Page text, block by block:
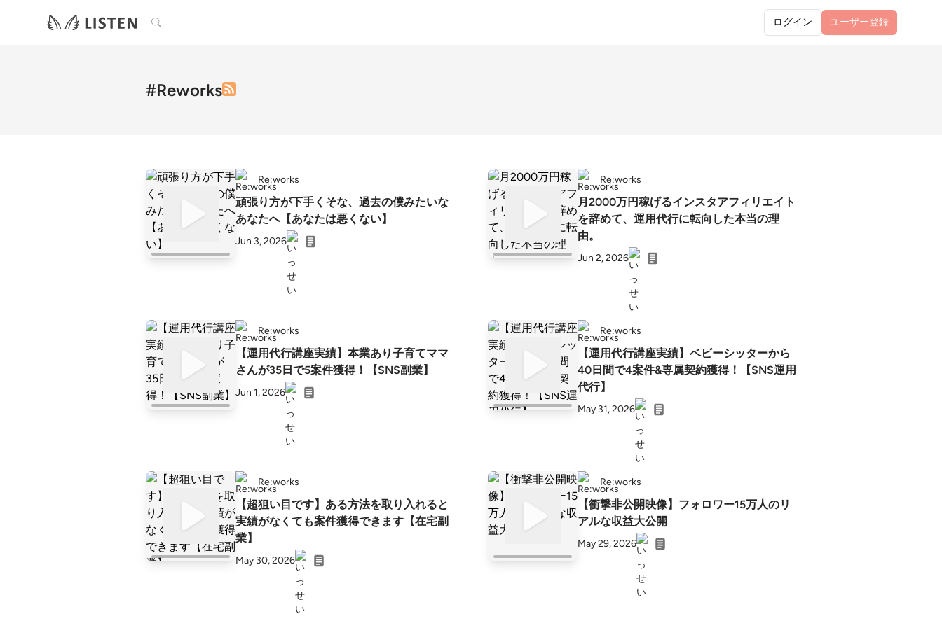
検索 ログイン ユーザー登録
#Reworks
Re:works
頑張り方が下手くそな、過去の僕みたいな
あなたへ【あなたは悪くない】
Jun 3, 2026
Re:works
月2000万円稼げるインスタアフィリエイト
を辞めて、運用代行に転向した本当の理
由。
Jun 2, 2026
Re:works
【運用代行講座実績】本業あり子育てママ
さんが35日で5案件獲得！【SNS副業】
Jun 1, 2026
Re:works
【運用代行講座実績】ベビーシッターから
40日間で4案件&専属契約獲得！【SNS運用
代行】
May 31, 2026
Re:works
【超狙い目です】ある方法を取り入れると
実績がなくても案件獲得できます【在宅副
業】
May 30, 2026
Re:works
【衝撃非公開映像】フォロワー15万人のリ
アルな収益大公開
May 29, 2026